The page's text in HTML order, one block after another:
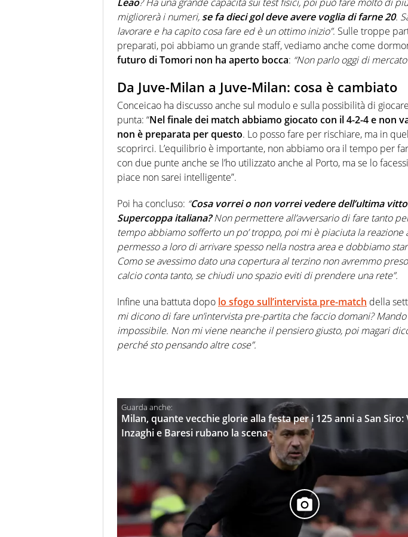
migliorerà i numeri, se fa dieci gol deve avere voglia di farne 20.
lavorare e ha capito cosa fare ed è un ottimo inizio”. Sulle troppe
preparati, poi abbiamo un grande staff, vediamo anche come
futuro di Tomori non ha aperto bocca: “Non parlo oggi di
Da Juve-Milan a Juve-Milan: cosa è cambiato
Conceicao ha discusso anche sul modulo e sulla possibilità di
punta: “Nel finale dei match abbiamo giocato con il 4-2-4 e non
non è preparata per questo. Lo posso fare per rischiare, ma in
scoprirci. L’equilibrio è importante, non abbiamo ora il tempo per
con due punte anche se l’ho utilizzato anche al Porto, ma se lo
piace non sarei intelligente”.
Poi ha concluso: “Cosa vorrei o non vorrei vedere dell’ultima
Supercoppa italiana?Non permettere all’avversario di fare tanto
tempo abbiamo sofferto un po’ troppo, poi mi è piaciuta la reazione
permesso a loro di arrivare spesso nella nostra area e dobbiamo
Como se avessimo dato una copertura al terzino non avremmo
calcio conta tanto, se chiudi uno spazio eviti di prendere una rete”.
Infine una battuta dopo lo sfogo sull’intervista pre-match della
mi dicono di fare un’intervista pre-partita che faccio domani?
impossibile. Non mi viene neanche il pensiero giusto, poi magari
perché sto pensando altre cose”.
Milan, quante vecchie glorie alla festa per i 125 anni a San Siro:
Inzaghi e Baresi rubano la scena